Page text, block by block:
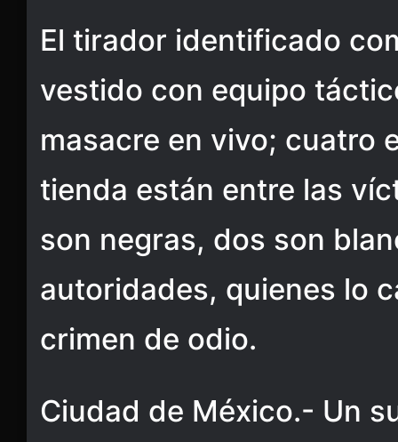
El tirador identificado
vestido con equipo
masacre en vivo; cuatro
tienda están entre las
son negras, dos son
autoridades, quienes lo
crimen de odio.
Ciudad de México.- Un